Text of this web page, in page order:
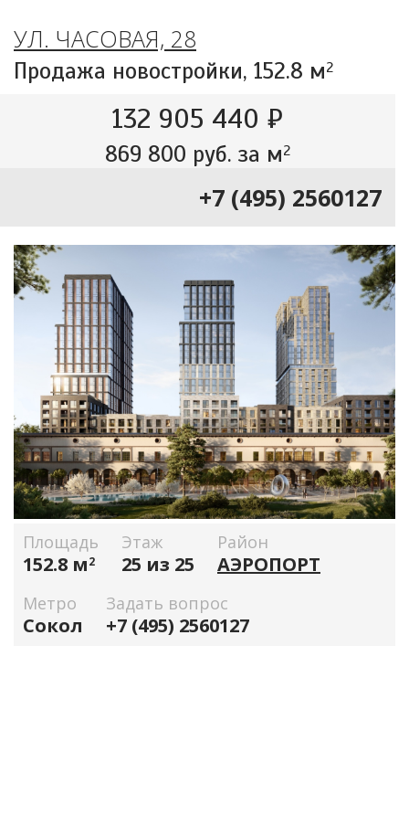
УЛ. ЧАСОВАЯ, 28
Продажа новостройки, 152.8 м2
132 905 440 ₽
869 800 руб. за м2
+7 (495) 2560127
Площадь
152.8 м2
Этаж
25 из 25
Район
АЭРОПОРТ
Метро
Сокол
Задать вопрос
+7 (495) 2560127